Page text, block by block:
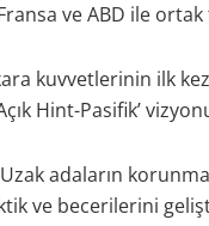
ve ABD ile
kuvvetlerinin ilk
Hint-Pasifik’
adaların
ve becerilerini